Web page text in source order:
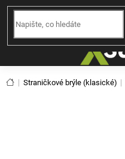
Přejít
obsah
Domů
Straničkové brýle (klasické)